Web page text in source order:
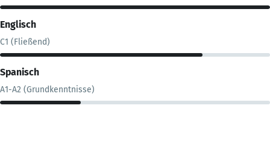
Englisch
C1 (Fließend)
Spanisch
A1-A2 (Grundkenntnisse)